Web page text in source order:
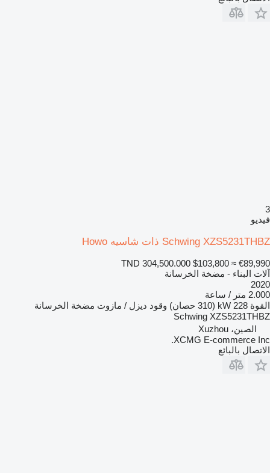
3
فيديو
Schwing XZS5231THBZ ذات شاسيه Howo
TND 304,500.000 $103,800 ≈ €89,990
آلات البناء - مضخة الخرسانة
2020
2.000 متر / ساعة
القوة 228 kW (310 حصان) وقود ديزل / مازوت مضخة الخرسانة
Schwing XZS5231THBZ
الصين، Xuzhou
XCMG E-commerce Inc.
الاتصال بالبائع